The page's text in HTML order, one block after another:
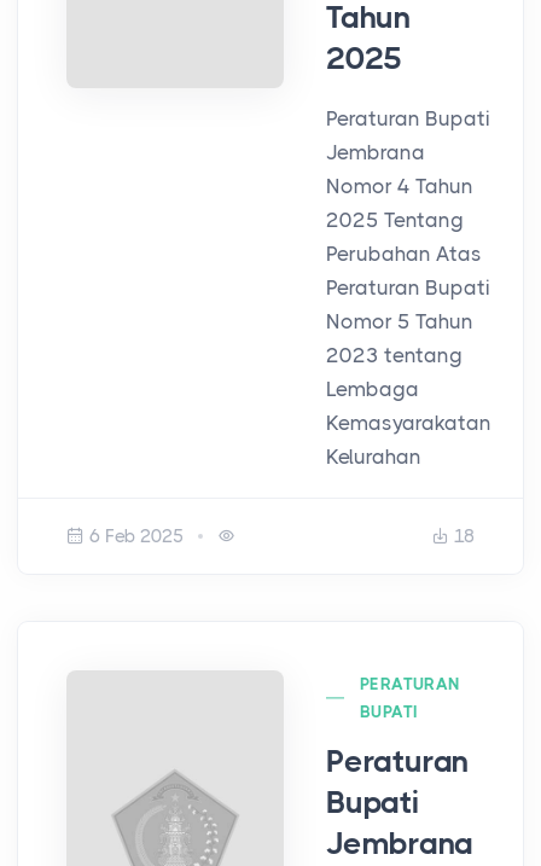
Tahun
2025
Peraturan Bupati
Jembrana
Nomor 4 Tahun
2025 Tentang
Perubahan Atas
Peraturan Bupati
Nomor 5 Tahun
2023 tentang
Lembaga
Kemasyarakatan
Kelurahan
6 Feb 2025 18
PERATURAN
BUPATI
Peraturan
Bupati
Jembrana